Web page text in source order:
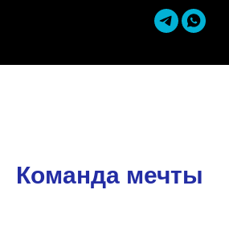
Команда мечты